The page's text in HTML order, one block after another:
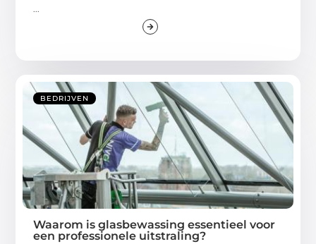
...
BEDRIJVEN
Waarom is glasbewassing essentieel voor
een professionele uitstraling?